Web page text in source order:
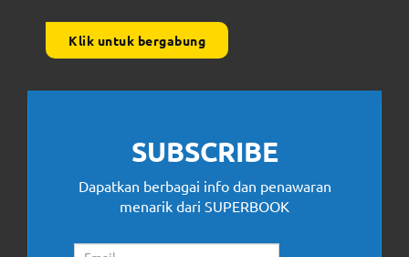
Klik untuk bergabung
SUBSCRIBE
Dapatkan berbagai info dan penawaran
menarik dari SUPERBOOK